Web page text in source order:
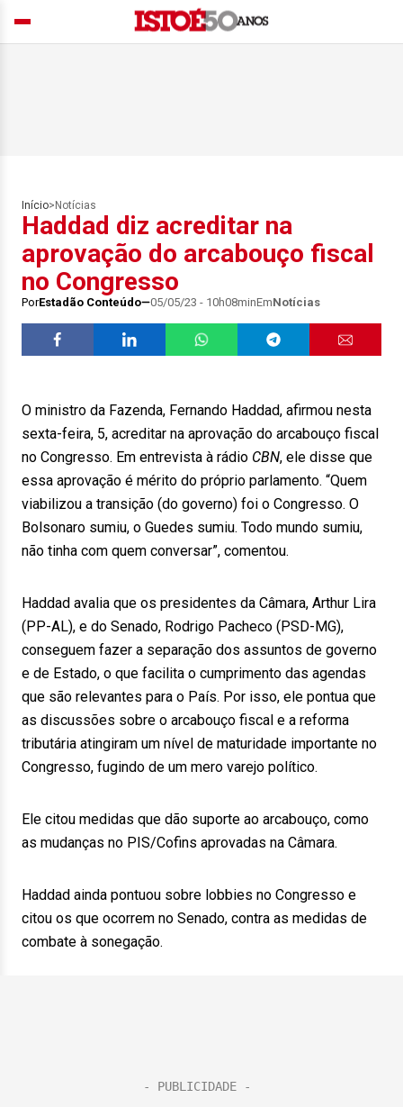
Início> Notícias
Haddad diz acreditar na
aprovação do arcabouço fiscal
no Congresso
PorEstadão Conteúdo 05/05/23 - 10h08minEmNotícias
O ministro da Fazenda, Fernando Haddad, afirmou nesta
sexta-feira, 5, acreditar na aprovação do arcabouço fiscal
no Congresso. Em entrevista à rádio CBN, ele disse que
essa aprovação é mérito do próprio parlamento. “Quem
viabilizou a transição (do governo) foi o Congresso. O
Bolsonaro sumiu, o Guedes sumiu. Todo mundo sumiu,
não tinha com quem conversar”, comentou.
Haddad avalia que os presidentes da Câmara, Arthur Lira
(PP-AL), e do Senado, Rodrigo Pacheco (PSD-MG),
conseguem fazer a separação dos assuntos de governo
e de Estado, o que facilita o cumprimento das agendas
que são relevantes para o País. Por isso, ele pontua que
as discussões sobre o arcabouço fiscal e a reforma
tributária atingiram um nível de maturidade importante no
Congresso, fugindo de um mero varejo político.
Ele citou medidas que dão suporte ao arcabouço, como
as mudanças no PIS/Cofins aprovadas na Câmara.
Haddad ainda pontuou sobre lobbies no Congresso e
citou os que ocorrem no Senado, contra as medidas de
combate à sonegação.